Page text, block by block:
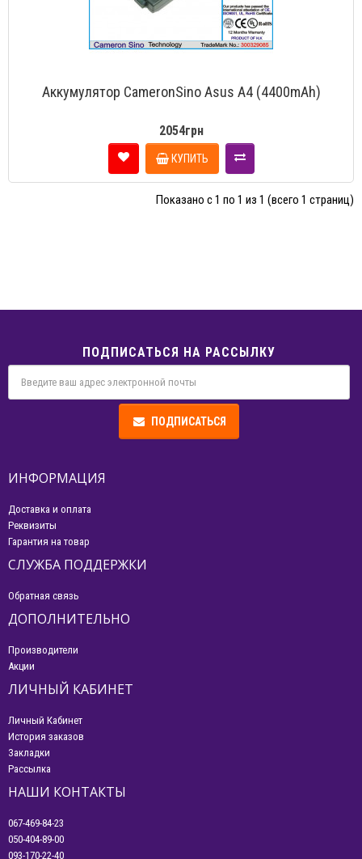
Аккумулятор CameronSino Asus A4 (4400mAh)
2054грн
КУПИТЬ
Показано с 1 по 1 из 1 (всего 1 страниц)
ПОДПИСАТЬСЯ НА РАССЫЛКУ
ПОДПИСАТЬСЯ
ИНФОРМАЦИЯ
Доставка и оплата
Реквизиты
Гарантия на товар
СЛУЖБА ПОДДЕРЖКИ
Обратная связь
ДОПОЛНИТЕЛЬНО
Производители
Акции
ЛИЧНЫЙ КАБИНЕТ
Личный Кабинет
История заказов
Закладки
Рассылка
НАШИ КОНТАКТЫ
067-469-84-23
050-404-89-00
093-170-22-40